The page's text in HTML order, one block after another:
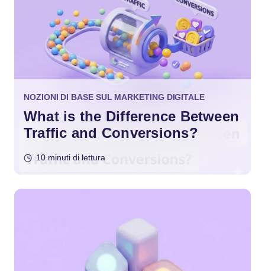
NOZIONI DI BASE SUL MARKETING DIGITALE
What is the Difference Between
Traffic and Conversions?
10 minuti di lettura